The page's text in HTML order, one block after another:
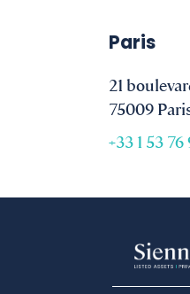
Paris
21
75009
+33 1 53 76